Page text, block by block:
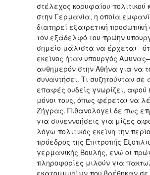
στέλεχος κορυφαίου πολιτικού
στην Γερμανία, η οποία
διατηρεί εξαιρετική
τον εξάδελφό του πρώην
σημείο μάλιστα να έρχεται
εκείνος ήταν υπουργός Αμυνας–
αυθημερόν στην Αθήνα για να
συναντήσει. Τι συζητούνταν σε
επαφές ουδείς γνωρίζει, αφού
μόνοι τους, όπως φέρεται να
Ζήγρας. Πιθανολογεί δε πως
για συνεννοήσεις για μίζες
λόγω πολιτικός εκείνη την
πρόεδρος της Επιτροπής
γερμανικής Βουλής, ενώ οι
πληροφορίες μιλούν για